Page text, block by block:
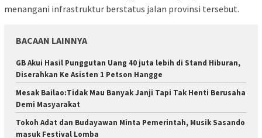
menangani infrastruktur berstatus jalan provinsi tersebut.
BACAAN LAINNYA
GB Akui Hasil Punggutan Uang 40 juta lebih di Stand Hiburan,
Diserahkan Ke Asisten 1 Petson Hangge
Mesak Bailao:Tidak Mau Banyak Janji Tapi Tak Henti Berusaha
Demi Masyarakat
Tokoh Adat dan Budayawan Minta Pemerintah, Musik Sasando
masuk Festival Lomba